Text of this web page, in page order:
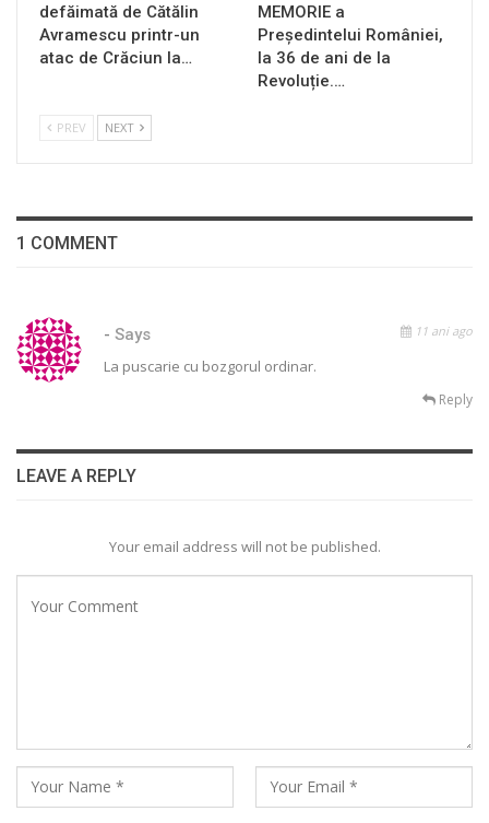
defăimată de Cătălin
Avramescu printr-un
atac de Crăciun la…
MEMORIE a
Președintelui României,
la 36 de ani de la
Revoluție.…
PREV NEXT
1 COMMENT
- Says 11 ani ago
La puscarie cu bozgorul ordinar.
Reply
LEAVE A REPLY
Your email address will not be published.